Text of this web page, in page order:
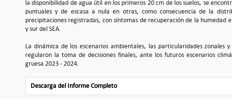
la disponibilidad de agua útil en los primeros 20 cm de los suelos, se
puntuales y de escasa a nula en otras, como consecuencia de la
precipitaciones registradas, con síntomas de recuperación de la
y sur del SEA.
La dinámica de los escenarios ambientales, las particularidades zonales
regularon la toma de decisiones finales, ante los futuros escenarios
gruesa 2023 - 2024.
Descarga del Informe Completo